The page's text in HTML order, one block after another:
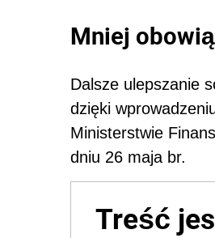
Mniej
Dalsze ulepszanie
dzięki
Ministerstwie
dniu 26 maja br.
Treść